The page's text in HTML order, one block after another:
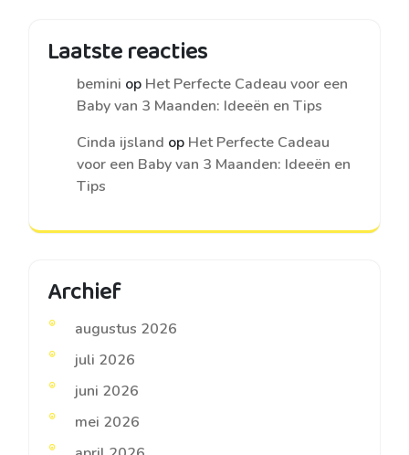
Laatste reacties
bemini op Het Perfecte Cadeau voor een
Baby van 3 Maanden: Ideeën en Tips
Cinda ijsland op Het Perfecte Cadeau
voor een Baby van 3 Maanden: Ideeën en
Tips
Archief
augustus 2026
juli 2026
juni 2026
mei 2026